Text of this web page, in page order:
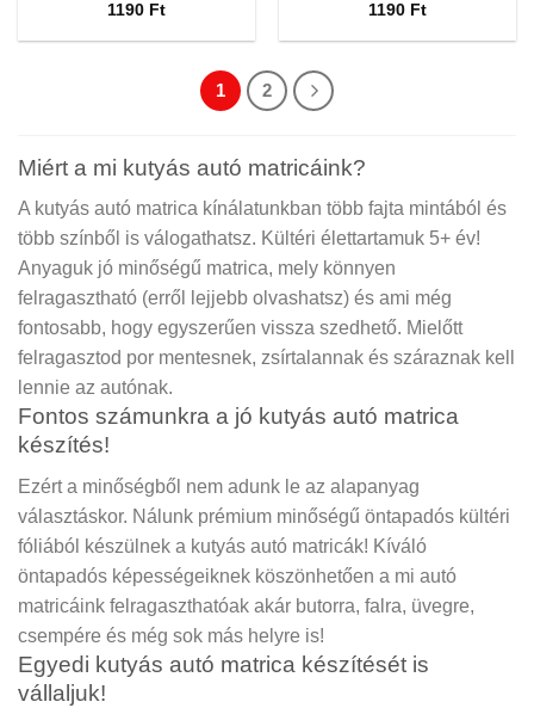
1190 Ft
1190 Ft
1 2
Miért a mi kutyás autó matricáink?
A kutyás autó matrica kínálatunkban több fajta mintából és
több színből is válogathatsz. Kültéri élettartamuk 5+ év!
Anyaguk jó minőségű matrica, mely könnyen
felragasztható (erről lejjebb olvashatsz) és ami még
fontosabb, hogy egyszerűen vissza szedhető. Mielőtt
felragasztod por mentesnek, zsírtalannak és száraznak kell
lennie az autónak.
Fontos számunkra a jó kutyás autó matrica
készítés!
Ezért a minőségből nem adunk le az alapanyag
választáskor. Nálunk prémium minőségű öntapadós kültéri
fóliából készülnek a kutyás autó matricák! Kíváló
öntapadós képességeiknek köszönhetően a mi autó
matricáink felragaszthatóak akár butorra, falra, üvegre,
csempére és még sok más helyre is!
Egyedi kutyás autó matrica készítését is
vállaljuk!